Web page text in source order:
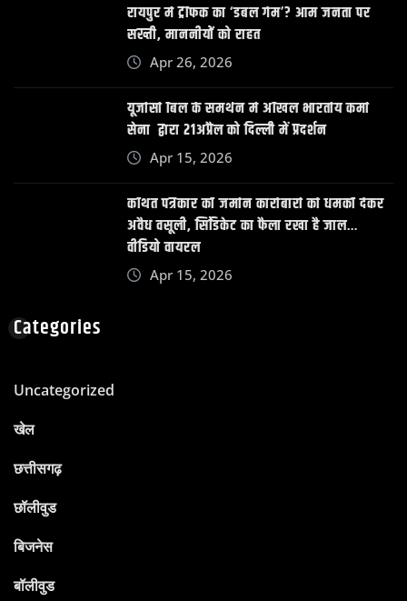
रायपुर में ट्रैफिक का ‘डबल गेम’? आम जनता पर
सख्ती, माननीयों को राहत
Apr 26, 2026
यूजीसी बिल के समर्थन में अखिल भारतीय कर्मा
सेना द्वारा 21अप्रैल को दिल्ली में प्रदर्शन
Apr 15, 2026
कथित पत्रकार की जमीन कारोबारी को धमकी देकर
अवैध वसूली, सिंडिकेट का फैला रखा है जाल…
वीडियो वायरल
Apr 15, 2026
Categories
Uncategorized
खेल
छत्तीसगढ़
छॉलीवुड
बिजनेस
बॉलीवुड